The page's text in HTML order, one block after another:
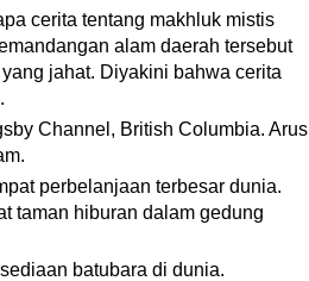
cerita tentang makhluk mistis
alam daerah tersebut
jahat. Diyakini bahwa cerita
Channel, British Columbia. Arus
perbelanjaan terbesar dunia.
taman hiburan dalam gedung
batubara di dunia.